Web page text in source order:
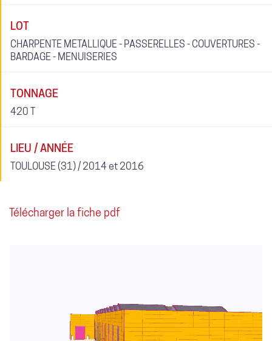
LOT
CHARPENTE METALLIQUE - PASSERELLES - COUVERTURES -
BARDAGE - MENUISERIES
TONNAGE
420 T
LIEU / ANNÉE
TOULOUSE (31) / 2014 et 2016
Télécharger la fiche pdf